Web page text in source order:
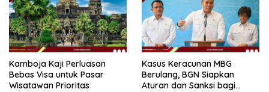
Kamboja Kaji Perluasan
Bebas Visa untuk Pasar
Wisatawan Prioritas
Kasus Keracunan MBG
Berulang, BGN Siapkan
Aturan dan Sanksi bagi